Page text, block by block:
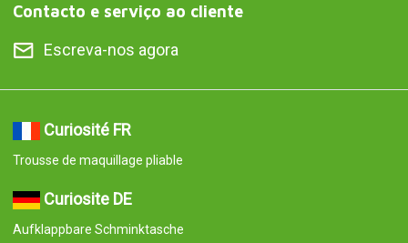
Contacto e serviço ao cliente
Escreva-nos agora
Curiosité FR
Trousse de maquillage pliable
Curiosite DE
Aufklappbare Schminktasche